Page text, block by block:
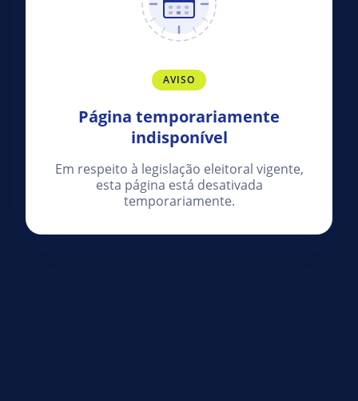
AVISO
Página temporariamente
indisponível
Em respeito à legislação eleitoral vigente,
esta página está desativada
temporariamente.